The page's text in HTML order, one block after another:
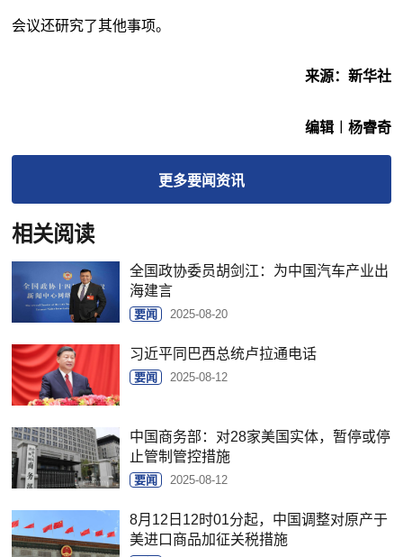
会议还研究了其他事项。
来源：新华社
编辑︱杨睿奇
更多要闻资讯
相关阅读
全国政协委员胡剑江：为中国汽车产业出
海建言
要闻 2025-08-20
习近平同巴西总统卢拉通电话
要闻 2025-08-12
中国商务部：对28家美国实体，暂停或停
止管制管控措施
要闻 2025-08-12
8月12日12时01分起，中国调整对原产于
美进口商品加征关税措施